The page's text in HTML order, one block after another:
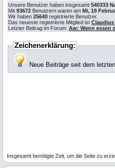
Unsere Benutzer haben insgesamt 540333
Mit 93672 Benutzern waren am Mi, 19
Wir haben 25640 registrierte Benutzer.
Das neueste registrierte Mitglied ist Claudius
Letzter Beitrag im Forum: Aw: Wenn essen
Zeichenerklärung:
Neue Beiträge seit dem
Insgesamt benötigte Zeit, um die Seite zu